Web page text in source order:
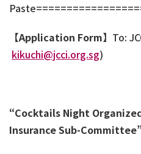
【Application Form】 To:
kikuchi@jcci.org.sg)
“Cocktails Night
Insurance Sub-